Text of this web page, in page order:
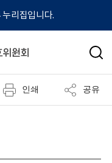
리집입니다.
검
인쇄 공유